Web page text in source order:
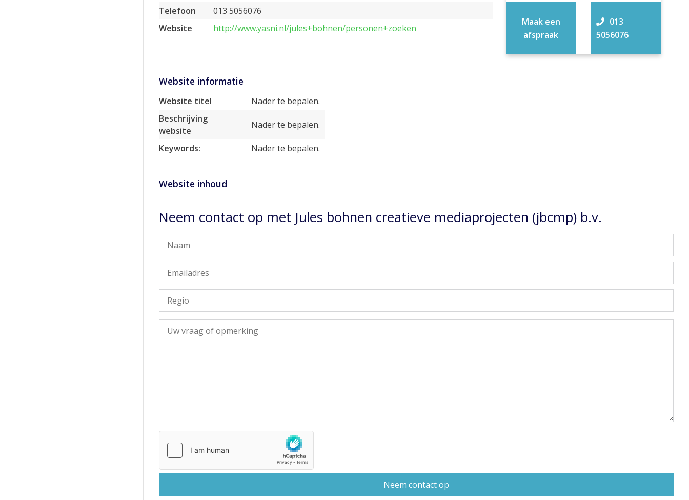
Telefoon
013 5056076
Website
http://www.yasni.nl/jules+bohnen/personen+zoeken
013
5056076
Maak een
afspraak
Website informatie
Website titel
Nader te bepalen.
Beschrijving
website
Nader te bepalen.
Keywords: Nader te bepalen.
Website inhoud
Neem contact op met Jules bohnen creatieve mediaprojecten (jbcmp) b.v.